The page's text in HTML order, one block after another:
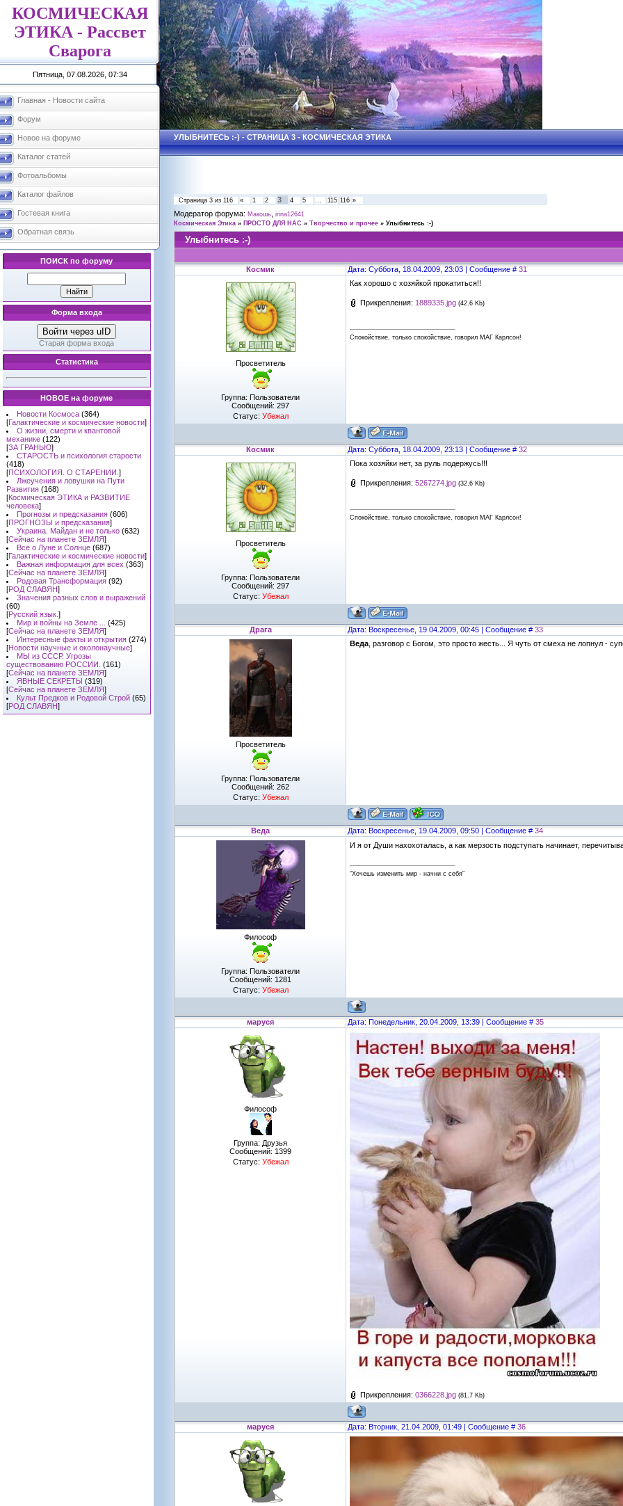
КОСМИЧЕСКАЯ
ЭТИКА - Рассвет
Сварога
Пятница, 07.08.2026, 07:34
Главная - Новости сайта
Форум
Новое на форуме
Каталог статей
Фотоальбомы
Каталог файлов
Гостевая книга
Обратная связь
ПОИСК по форуму
Форма входа
Войти через uID
Старая форма входа
Статистика
НОВОЕ на форуме
Новости Космоса (364)
[Галактические и космические новости]
О жизни, смерти и квантовой
механике (122)
[ЗА ГРАНЬЮ]
СТАРОСТЬ и психология старости
(418)
[ПСИХОЛОГИЯ. О СТАРЕНИИ. ]
Лжеучения и ловушки на Пути
Развития (168)
[Космическая ЭТИКА и РАЗВИТИЕ
человека]
Прогнозы и предсказания (606)
[ПРОГНОЗЫ и предсказания]
Украина. Майдан и не только (632)
[Сейчас на планете ЗЕМЛЯ]
Все о Луне и Солнце (687)
[Галактические и космические новости]
Важная информация для всех (363)
[Сейчас на планете ЗЕМЛЯ]
Родовая Трансформация (92)
[РОД СЛАВЯН]
Значения разных слов и выражений
(60)
[Русский язык. ]
Мир и войны на Земле ...
(425)
[Сейчас на планете ЗЕМЛЯ]
Интересные факты и открытия (274)
[Новости научные и околонаучные]
МЫ из СССР. Угрозы
существованию РОССИИ. (161)
[Сейчас на планете ЗЕМЛЯ]
ЯВНЫЕ СЕКРЕТЫ (319)
[Сейчас на планете ЗЕМЛЯ]
Культ Предков и Родовой Строй (65)
[РОД СЛАВЯН]
УЛЫБНИТЕСЬ :-) - СТРАНИЦА 3 - КОСМИЧЕСКАЯ ЭТИКА
Страница 3 из 116 « 1 2 3 4 5 … 115 116 »
Модератор форума: Макошь irina12641
Космическая Этика » ПРОСТО ДЛЯ НАС » Творчество и прочее » Улыбнитесь :-)
Улыбнитесь :-)
Космик Дата: Суббота, 18.04.2009, 23:03 | Сообщение # 31
Просветитель
Группа: Пользователи
Сообщений: 297
Статус: Убежал
Как хорошо с хозяйкой прокатиться!!
Прикрепления: 1889335.jpg (42.6 Kb)
Спокойствие, только спокойствие, говорил МАГ Карлсон!
Космик Дата: Суббота, 18.04.2009, 23:13 | Сообщение # 32
Просветитель
Группа: Пользователи
Сообщений: 297
Статус: Убежал
Пока хозяйки нет, за руль подержусь!!!
Прикрепления: 5267274.jpg (32.6 Kb)
Спокойствие, только спокойствие, говорил МАГ Карлсон!
Драга Дата: Воскресенье, 19.04.2009, 00:45 | Сообщение # 33
Просветитель
Группа: Пользователи
Сообщений: 262
Статус: Убежал
Веда , разговор с Богом, это просто жесть... Я чуть от смеха не лопнул -
Веда Дата: Воскресенье, 19.04.2009, 09:50 | Сообщение # 34
Философ
Группа: Пользователи
Сообщений: 1281
Статус: Убежал
И я от Души нахохоталась, а как мерзость подступать начинает,
“Хочешь изменить мир - начни с себя”
маруся Дата: Понедельник, 20.04.2009, 13:39 | Сообщение # 35
Философ
Группа: Друзья
Сообщений: 1399
Статус: Убежал
Прикрепления: 0366228.jpg (81.7 Kb)
маруся Дата: Вторник, 21.04.2009, 01:49 | Сообщение # 36